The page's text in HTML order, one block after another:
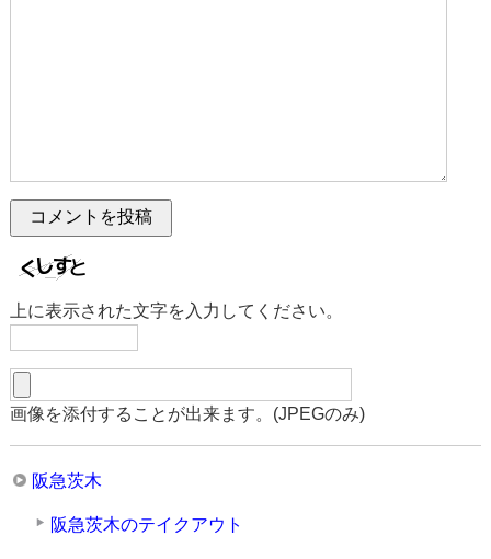
上に表示された文字を入力してください。
画像を添付することが出来ます。(JPEGのみ)
阪急茨木
阪急茨木のテイクアウト